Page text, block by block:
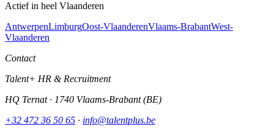
Actief in heel Vlaanderen
AntwerpenLimburgOost-VlaanderenVlaams-BrabantWest-
Vlaanderen
Contact
Talent+ HR & Recruitment
HQ Ternat · 1740 Vlaams-Brabant (BE)
+32 472 36 50 65 · info@talentplus.be